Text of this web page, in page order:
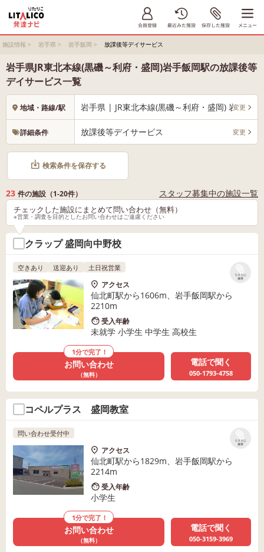
施設情報 > 岩手県 > 岩手飯岡 > 放課後等デイサービス
岩手県JR東北本線(黒磯～利府・盛岡)岩手飯岡駅の放課後等
デイサービス一覧
地域・路線/駅 岩手県 | JR東北本線(黒磯～利府・盛岡) 岩手飯岡
変更
詳細条件 放課後等デイサービス 変更
検索条件を保存する
23 件の施設（1-20件） スタッフ募集中の施設一覧
チェックした施設にまとめて問い合わせ（無料）
※営業・調査を目的としたお問い合わせはご遠慮ください
クラップ 盛岡向中野校
リストに
保存
空きあり 送迎あり 土日祝営業
アクセス
仙北町駅から1606m、岩手飯岡駅から
2210m
受入年齢
未就学 小学生 中学生 高校生
1分で完了！
お問い合わせ
（無料）
電話で聞く
050-1793-4758
コペルプラス 盛岡教室
リストに
保存
問い合わせ受付中
アクセス
仙北町駅から1829m、岩手飯岡駅から
2214m
受入年齢
小学生
1分で完了！
お問い合わせ
（無料）
電話で聞く
050-3159-3969